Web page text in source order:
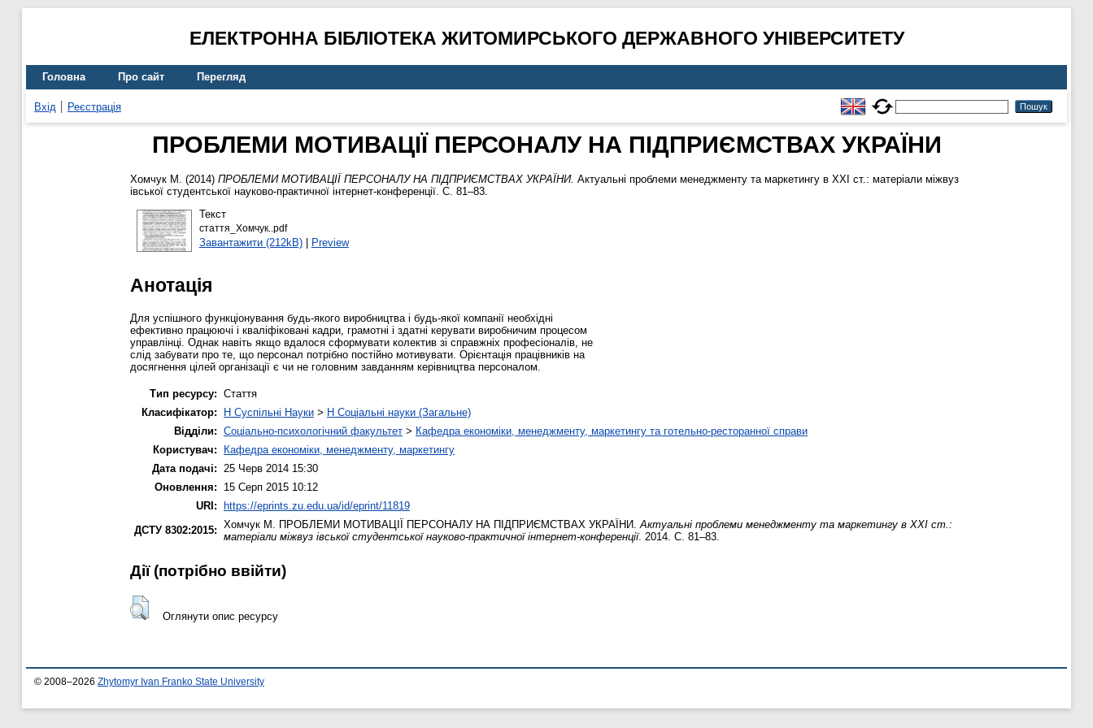
ЕЛЕКТРОННА БІБЛІОТЕКА ЖИТОМИРСЬКОГО ДЕРЖАВНОГО УНІВЕРСИТЕТУ
Головна Про сайт Перегляд
Вхід Реєстрація
ПРОБЛЕМИ МОТИВАЦІЇ ПЕРСОНАЛУ НА ПІДПРИЄМСТВАХ УКРАЇНИ
Хомчук М. (2014) ПРОБЛЕМИ МОТИВАЦІЇ ПЕРСОНАЛУ НА ПІДПРИЄМСТВАХ УКРАЇНИ. Актуальні проблеми менеджменту та маркетингу в ХХІ ст.: матеріали міжвуз
івської студентської науково-практичної інтернет-конференції. С. 81–83.
Текст
стаття_Хомчук..pdf
Завантажити (212kB)| Preview
Анотація
Для успішного функціонування будь-якого виробництва і будь-якої компанії необхідні
ефективно працюючі і кваліфіковані кадри, грамотні і здатні керувати виробничим процесом
управлінці. Однак навіть якщо вдалося сформувати колектив зі справжніх професіоналів, не
слід забувати про те, що персонал потрібно постійно мотивувати. Орієнтація працівників на
досягнення цілей організації є чи не головним завданням керівництва персоналом.
Тип ресурсу: Стаття
Класифікатор:
H Суспільні Науки > H Соціальні науки (Загальне)
Відділи: Соціально-психологічний факультет > Кафедра економіки, менеджменту, маркетингу та готельно-ресторанної справи
Користувач:
Кафедра економіки, менеджменту, маркетингу
Дата подачі:
25 Черв 2014 15:30
Оновлення:
15 Серп 2015 10:12
URI: https://eprints.zu.edu.ua/id/eprint/11819
ДСТУ 8302:2015: Хомчук М. ПРОБЛЕМИ МОТИВАЦІЇ ПЕРСОНАЛУ НА ПІДПРИЄМСТВАХ УКРАЇНИ. Актуальні проблеми менеджменту та маркетингу в ХХІ ст.:
матеріали міжвуз івської студентської науково-практичної інтернет-конференції. 2014. С. 81–83.
Дії ​​(потрібно ввійти)
Оглянути опис ресурсу
© 2008–2026 Zhytomyr Ivan Franko State University